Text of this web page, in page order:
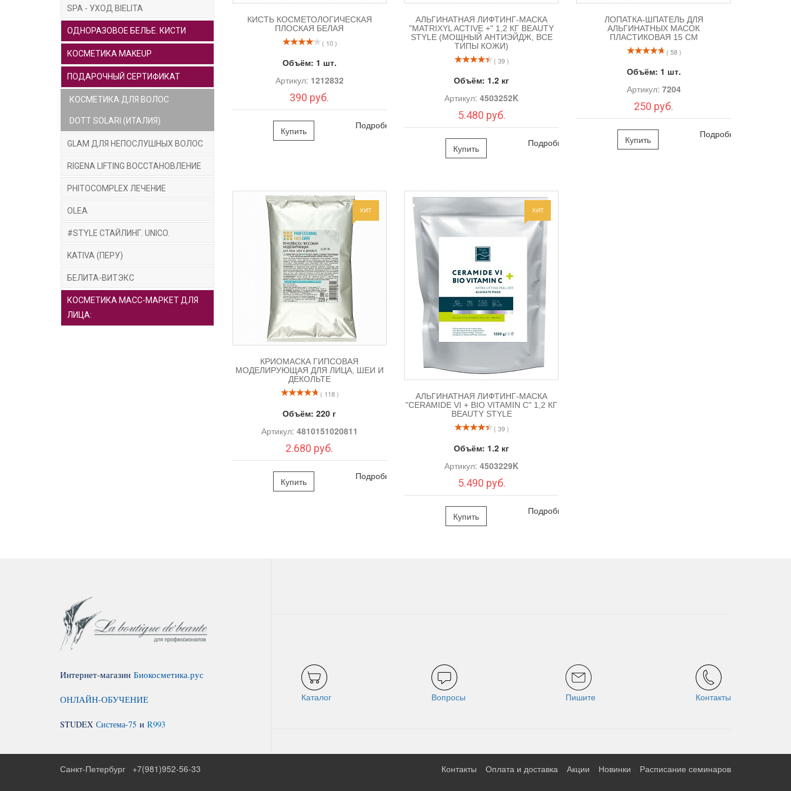
SPA - УХОД BIELITA
ОДНОРАЗОВОЕ БЕЛЬЕ. КИСТИ
КОСМЕТИКА MAKEUP
ПОДАРОЧНЫЙ СЕРТИФИКАТ
КОСМЕТИКА ДЛЯ ВОЛОС
DOTT SOLARI (ИТАЛИЯ)
GLAM ДЛЯ НЕПОСЛУШНЫХ ВОЛОС
RIGENA LIFTING ВОССТАНОВЛЕНИЕ
PHITOCOMPLEX ЛЕЧЕНИЕ
OLEA
#STYLE СТАЙЛИНГ. UNICO.
KATIVA (ПЕРУ)
БЕЛИТА-ВИТЭКС
КОСМЕТИКА МАСС-МАРКЕТ ДЛЯ
ЛИЦА:
КИСТЬ КОСМЕТОЛОГИЧЕСКАЯ
ПЛОСКАЯ БЕЛАЯ
( 10 )
Объём: 1 шт.
Артикул: 1212832
390 руб.
Купить Подробно
АЛЬГИНАТНАЯ ЛИФТИНГ-МАСКА
"MATRIXYL ACTIVE +" 1,2 КГ BEAUTY
STYLЕ (МОЩНЫЙ АНТИЭЙДЖ, ВСЕ
ТИПЫ КОЖИ)
( 39 )
Объём: 1.2 кг
Артикул:4503252K
5.480 руб.
Купить Подробно
ЛОПАТКА-ШПАТЕЛЬ ДЛЯ
АЛЬГИНАТНЫХ МАСОК
ПЛАСТИКОВАЯ 15 СМ
( 58 )
Объём: 1 шт.
Артикул: 7204
250 руб.
Купить Подробно
ХИТ
КРИОМАСКА ГИПСОВАЯ
МОДЕЛИРУЮЩАЯ ДЛЯ ЛИЦА, ШЕИ И
ДЕКОЛЬТЕ
( 118 )
Объём:220 г
Артикул: 4810151020811
2.680 руб.
Купить Подробно
ХИТ
АЛЬГИНАТНАЯ ЛИФТИНГ-МАСКА
"СERAMIDE VI + BIO VITAMIN C" 1,2 КГ
BEAUTY STYLЕ
( 39 )
Объём: 1.2 кг
Артикул:4503229K
5.490 руб.
Купить Подробно
Интернет-магазин Биокосметика.рус
ОНЛАЙН-ОБУЧЕНИЕ
STUDEX Система-75 и R993
Каталог Вопросы Пишите Контакты
Санкт-Петербург +7(981)952-56-33 Контакты Оплата и доставка Акции Новинки Расписание семинаров